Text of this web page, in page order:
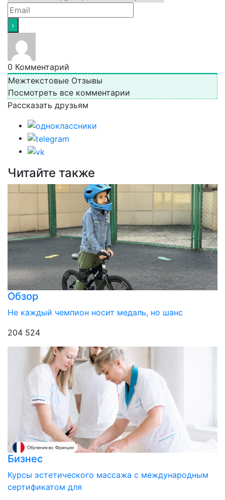
0 Комментарий
Межтекстовые Отзывы
Посмотреть все комментарии
Рассказать друзьям
Читайте также
Обзор
Не каждый чемпион носит медаль, но шанс
204 524
Бизнес
Курсы эстетического массажа с международным
сертификатом для